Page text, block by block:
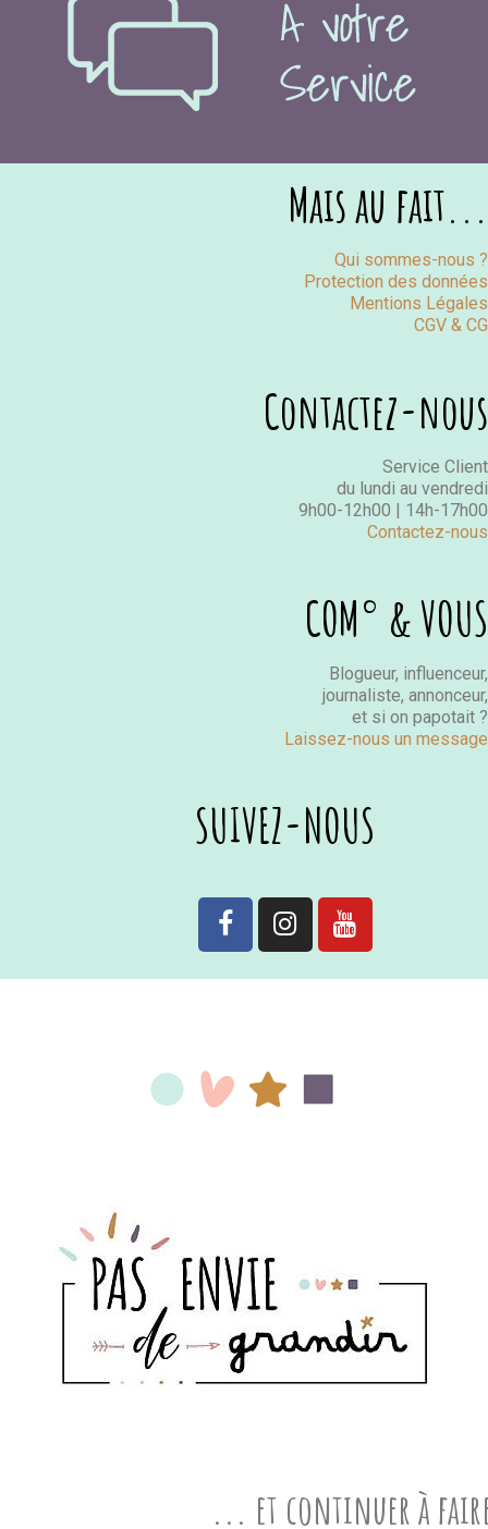
Mais au fait...
Qui sommes-nous ?
Protection des données
Mentions Légales
CGV & CG
Contactez-nous
Service Client
du lundi au vendredi
9h00-12h00 | 14h-17h00
Contactez-nous
COM° & VOUS
Blogueur, influenceur,
journaliste, annonceur,
et si on papotait ?
Laissez-nous un message
SUIVEZ-NOUS
... et continuer à